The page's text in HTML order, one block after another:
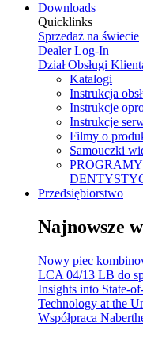
Downloads
Quicklinks
Sprzedaż na świecie
Dealer Log-In
Dział Obsługi
Katalogi
Instrukcja
Instrukcje
Instrukcje
Filmy o
Samouczki
Przedsiębiorstwo
Najnowsze
Nowy piec
LCA 04/13 LB do
Insights into State-
Technology at the
Współpraca